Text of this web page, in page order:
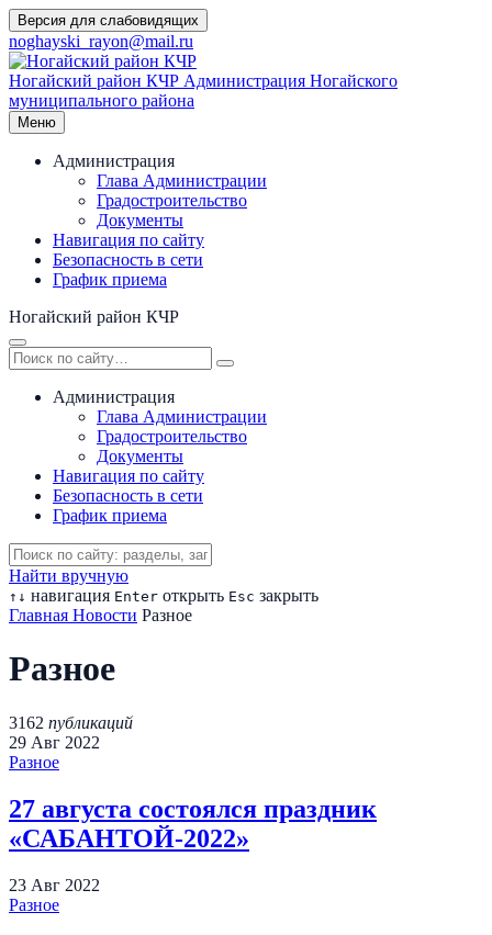
Перейти
к
содержимому
Версия для слабовидящих
noghayski_rayon@mail.ru
Ногайский район КЧР Администрация Ногайского
муниципального района
Меню
Администрация
Глава Администрации
Градостроительство
Документы
Навигация по сайту
Безопасность в сети
График приема
Ногайский район КЧР
Администрация
Глава Администрации
Градостроительство
Документы
Навигация по сайту
Безопасность в сети
График приема
Найти вручную
↑ ↓ навигация Enter открыть Esc закрыть
Главная Новости Разное
Разное
3162 публикаций
29 Авг 2022
Разное
27 августа состоялся праздник
«САБАНТОЙ-2022»
23 Авг 2022
Разное